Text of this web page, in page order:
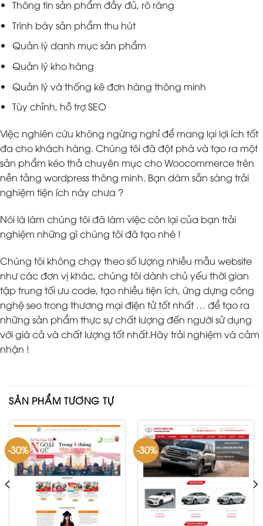
Thông tin sản phẩm đầy đủ, rõ ràng
Trình bày sản phẩm thu hút
Quản lý danh mục sản phẩm
Quản lý kho hàng
Quản lý và thống kê đơn hàng thông minh
Tùy chỉnh, hỗ trợ SEO
Việc nghiên cứu không ngừng nghỉ để mang lại lợi ích tốt
đa cho khách hàng. Chúng tôi đã đột phá và tạo ra một
sản phẩm kéo thả chuyên mục cho Woocommerce trên
nền tảng wordpress thông minh. Bạn dám sẵn sàng trải
nghiệm tiện ích này chưa ?
Nói là làm chúng tôi đã làm việc còn lại của bạn trải
nghiệm những gì chúng tôi đã tạo nhé !
Chúng tôi không chạy theo số lượng nhiều mẫu website
như các đơn vị khác, chúng tôi dành chủ yếu thời gian
tập trung tối ưu code, tạo nhiều tiện ích, ứng dựng công
nghệ seo trong thương mại điện tử tốt nhất … để tạo ra
những sản phẩm thực sự chất lượng đến người sử dụng
với giá cả và chất lượng tốt nhất.Hãy trải nghiệm và cảm
nhận !
SẢN PHẨM TƯƠNG TỰ
-30% -30%